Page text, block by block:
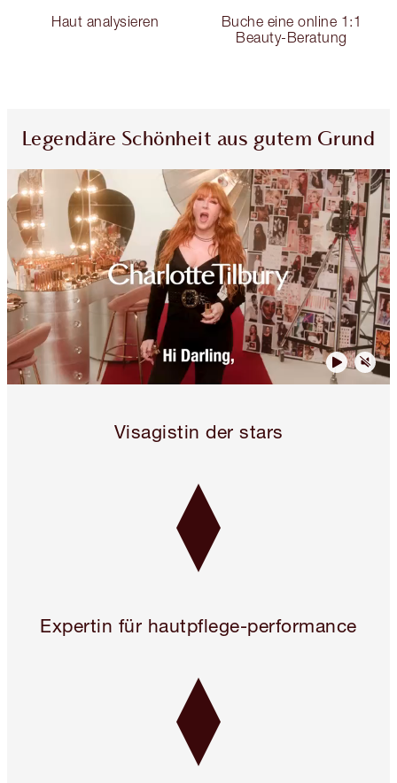
Haut analysieren
Buche eine online 1:1
Beauty-Beratung
Legendäre Schönheit aus gutem Grund
Visagistin der stars
Expertin für hautpflege-performance